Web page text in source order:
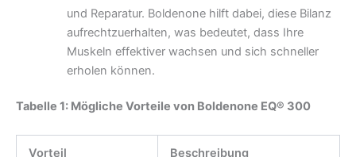
und Reparatur. Boldenone hilft dabei, diese Bilanz
aufrechtzuerhalten, was bedeutet, dass Ihre
Muskeln effektiver wachsen und sich schneller
erholen können.
Tabelle 1: Mögliche Vorteile von Boldenone EQ® 300
Vorteil Beschreibung